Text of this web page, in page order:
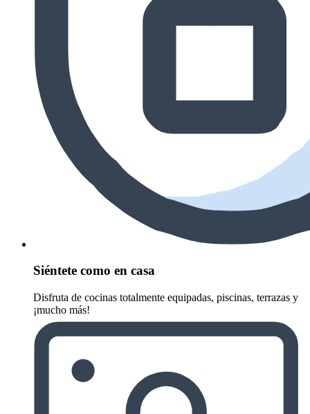
Siéntete como en casa
Disfruta de cocinas totalmente equipadas, piscinas, terrazas y
¡mucho más!